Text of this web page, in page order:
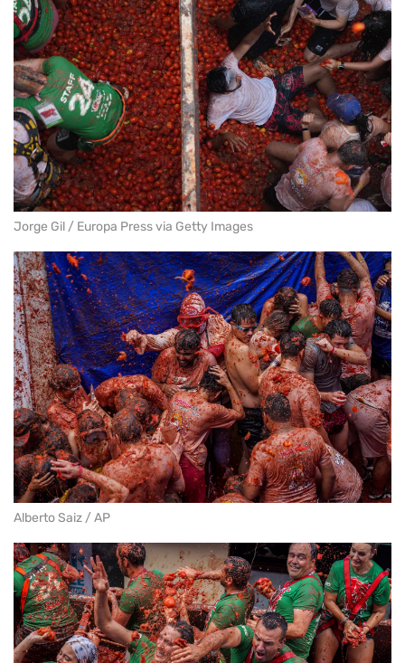
Jorge Gil / Europa Press via Getty Images
Alberto Saiz / AP